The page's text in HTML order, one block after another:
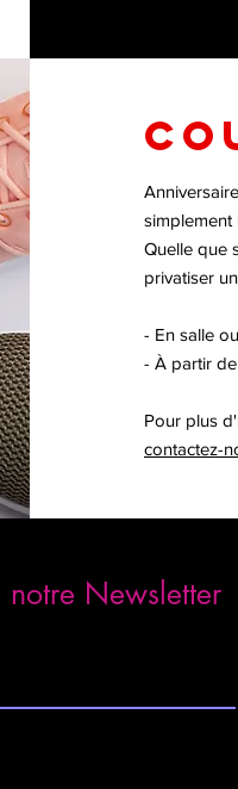
simplement
Quelle que
privatiser
- En salle
- À partir
Pour plus
contactez-
notre Newsletter